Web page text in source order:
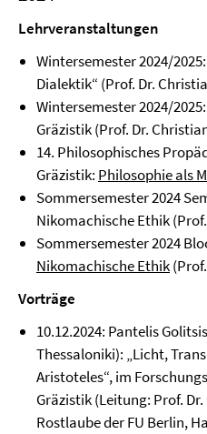
Lehrveranstaltungen
Wintersemester 2024/
Dialektik“ (Prof. Dr.
Wintersemester 2024/
Gräzistik (Prof. Dr.
14. Philosophisches
Gräzistik: Philosophie als
Sommersemester 2024
Nikomachische Ethik
Sommersemester 2024
Nikomachische Ethik
Vorträge
10.12.2024: Pantelis
Thessaloniki): „Licht,
Aristoteles“, im
Gräzistik (Leitung: Prof.
Rostlaube der FU Berlin,